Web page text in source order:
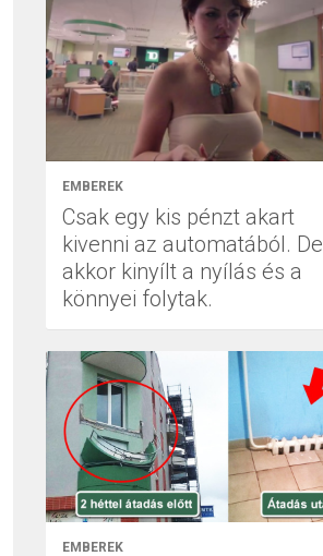
EMBEREK
Csak egy kis pénzt akart
kivenni az automatából. De
akkor kinyílt a nyílás és a
könnyei folytak.
EMBEREK